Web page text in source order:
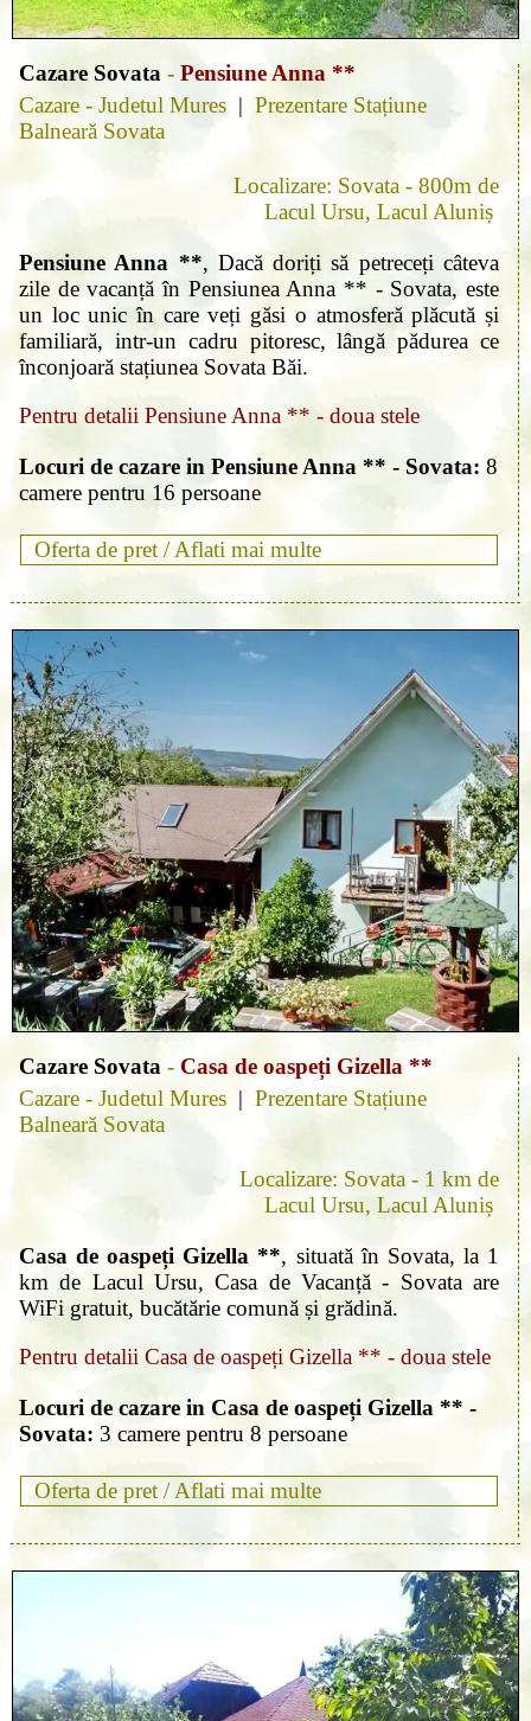
Cazare Sovata - Pensiune Anna **
Cazare - Judetul Mures | Prezentare Stațiune
Balneară Sovata
Localizare: Sovata - 800m de
Lacul Ursu, Lacul Aluniș
Pensiune Anna **, Dacă doriți să petreceți câteva
zile de vacanță în Pensiunea Anna ** - Sovata, este
un loc unic în care veți găsi o atmosferă plăcută și
familiară, intr-un cadru pitoresc, lângă pădurea ce
înconjoară stațiunea Sovata Băi.
Pentru detalii Pensiune Anna ** - doua stele
Locuri de cazare in Pensiune Anna ** - Sovata: 8
camere pentru 16 persoane
Oferta de pret / Aflati mai multe
Cazare Sovata - Casa de oaspeți Gizella **
Cazare - Judetul Mures | Prezentare Stațiune
Balneară Sovata
Localizare: Sovata - 1 km de
Lacul Ursu, Lacul Aluniș
Casa de oaspeți Gizella **, situată în Sovata, la 1
km de Lacul Ursu, Casa de Vacanță - Sovata are
WiFi gratuit, bucătărie comună și grădină.
Pentru detalii Casa de oaspeți Gizella ** - doua stele
Locuri de cazare in Casa de oaspeți Gizella ** -
Sovata: 3 camere pentru 8 persoane
Oferta de pret / Aflati mai multe